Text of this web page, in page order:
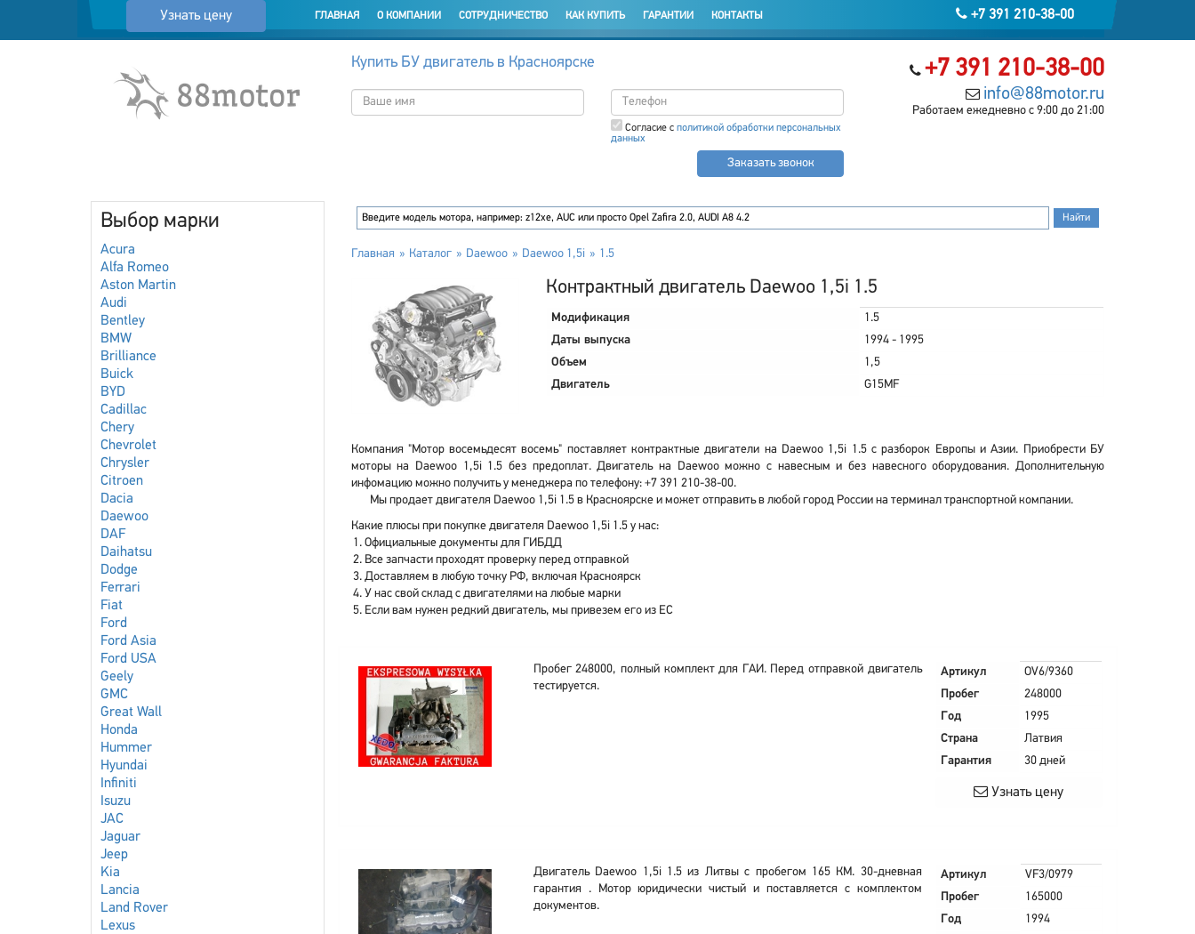
Узнать цену +7 391 210-38-00
ГЛАВНАЯ О КОМПАНИИ СОТРУДНИЧЕСТВО КАК КУПИТЬ ГАРАНТИИ КОНТАКТЫ
+7 391 210-38-00
info@88motor.ru
Работаем ежедневно с 9:00 до 21:00
Купить БУ двигатель в Красноярске
Согласие с политикой обработки персональных
данных
Заказать звонок
Выбор марки
Acura
Alfa Romeo
Aston Martin
Audi
Bentley
BMW
Brilliance
Buick
BYD
Cadillac
Chery
Chevrolet
Chrysler
Citroen
Dacia
Daewoo
DAF
Daihatsu
Dodge
Ferrari
Fiat
Ford
Ford Asia
Ford USA
Geely
GMC
Great Wall
Honda
Hummer
Hyundai
Infiniti
Isuzu
JAC
Jaguar
Jeep
Kia
Lancia
Land Rover
Lexus
Главная Каталог Daewoo Daewoo 1,5i 1.5
Контрактный двигатель Daewoo 1,5i 1.5
Модификация
1.5
Даты выпуска
1994 - 1995
Объем
1,5
Двигатель
G15MF
Компания "Мотор восемьдесят восемь" поставляет контрактные двигатели на Daewoo 1,5i 1.5 с разборок Европы и Азии. Приобрести БУ
моторы на Daewoo 1,5i 1.5 без предоплат. Двигатель на Daewoo можно с навесным и без навесного оборудования. Дополнительную
инфомацию можно получить у менеджера по телефону: +7 391 210-38-00.
Мы продает двигателя Daewoo 1,5i 1.5 в Красноярске и может отправить в любой город России на терминал транспортной компании.
Какие плюсы при покупке двигателя Daewoo 1,5i 1.5 у нас:
Официальные документы для ГИБДД
Все запчасти проходят проверку перед отправкой
Доставляем в любую точку РФ, включая Красноярск
У нас свой склад с двигателями на любые марки
Если вам нужен редкий двигатель, мы привезем его из ЕС
Пробег 248000, полный комплект для ГАИ. Перед отправкой двигатель
тестируется.
Артикул
OV6/9360
Пробег
248000
Год
1995
Страна
Латвия
Гарантия
30 дней
Узнать цену
Двигатель Daewoo 1,5i 1.5 из Литвы с пробегом 165 КМ. 30-дневная
гарантия . Мотор юридически чистый и поставляется с комплектом
документов.
Артикул
VF3/0979
Пробег
165000
Год
1994